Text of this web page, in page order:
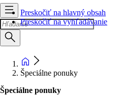
Preskočiť na hlavný obsah
Preskočiť na vyhľadávanie
Špeciálne ponuky
Špeciálne ponuky